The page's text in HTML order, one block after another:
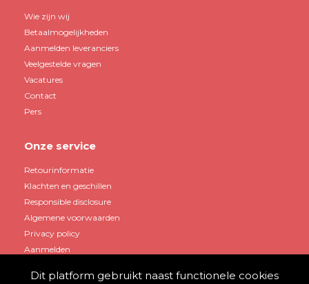
Wie zijn wij
Betaalmogelijkheden
Aanmelden leveranciers
Veelgestelde vragen
Vacatures
Contact
Pers
Onze service
Retourinformatie
Klachten en geschillen
Responsible disclosure
Algemene voorwaarden
Privacy policy
Aanmelden
Dit platform gebruikt naast functionele cookies